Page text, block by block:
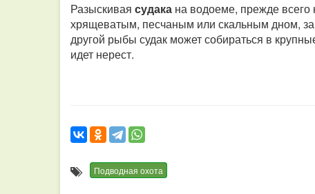
Разыскивая судака на водоеме, прежде всего
хрящеватым, песчаным или скальным дном,
другой рыбы судак может собираться в
идет нерест.
Подводная охота